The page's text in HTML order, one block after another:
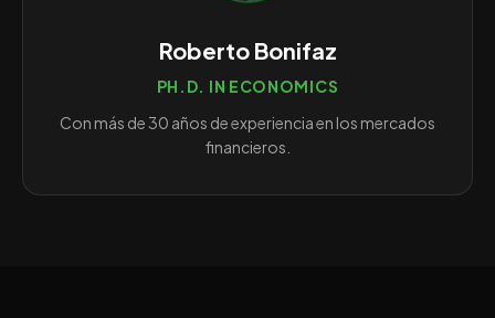
Roberto Bonifaz
PH.D. IN ECONOMICS
Con más de 30 años de experiencia en los mercados
financieros.